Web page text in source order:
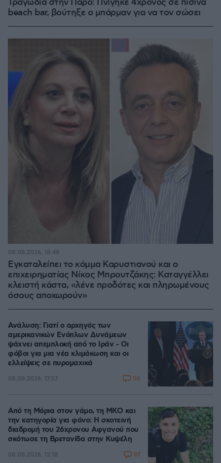
Τραγωδία στην Πάρο: Πνίγηκε 4χρονος σε πισίνα
beach bar, βούτηξε ο μπάρμαν για να τον σώσει
Εγκαταλείπει το κόμμα Καρυστιανού και ο
επιχειρηματίας Νίκος Μπρουτζάκης: Καταγγέλλει
κλειστή κάστα, «λένε προδότες και πληρωμένους
όσους αποχωρούν»
08.08.2026, 18:48
Ανάλυση: Γιατί ο αρχηγός των
αμερικανικών Ενόπλων Δυνάμεων
ψάχνει απεμπλοκή από το Ιράν - Οι
φόβοι για μια νέα κλιμάκωση και οι
ελλείψεις σε πυρομαχικά
08.08.2026, 17:57 50
Από τη Μόρια στον γάμο, τη ΜΚΟ και
την κατηγορία για φόνο: Η σκοτεινή
διαδρομή του 26χρονου Αφγανού που
σκότωσε τη Βρετανίδα στην Κυψέλη
08.08.2026, 12:18 97